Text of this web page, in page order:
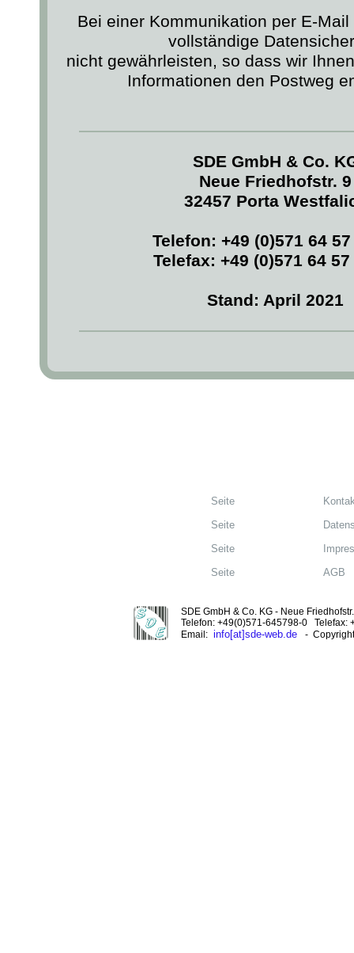
Bei einer Kommunikation per E-
vollständige
nicht gewährleisten, so dass wir
Informationen den Postweg
SDE GmbH & Co.
Neue Friedhofstr. 9
32457 Porta
Telefon: +49 (0)571 64
Telefax: +49 (0)571 64 57
Stand: April 2021
Seite
Seite
Seite
Seite
AGB
SDE GmbH & Co. KG - Neue
Telefon: +49(0)571-645798-0 Telefax:
Email: info[at]sde-web.de -